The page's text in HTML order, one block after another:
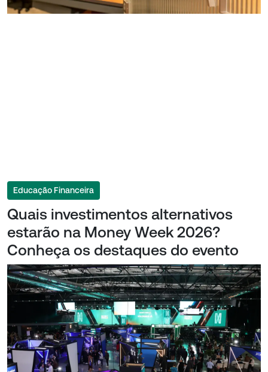
Educação Financeira
Quais investimentos alternativos
estarão na Money Week 2026?
Conheça os destaques do evento